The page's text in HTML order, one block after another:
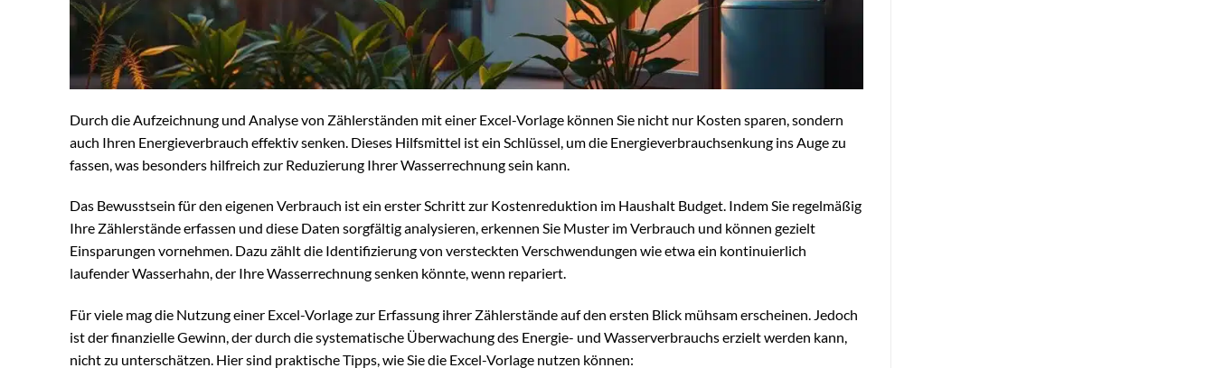
Durch die Aufzeichnung und Analyse von Zählerständen mit einer Excel-Vorlage können Sie nicht nur Kosten sparen, sondern
auch Ihren Energieverbrauch effektiv senken. Dieses Hilfsmittel ist ein Schlüssel, um die Energieverbrauchsenkung ins Auge zu
fassen, was besonders hilfreich zur Reduzierung Ihrer Wasserrechnung sein kann.
Das Bewusstsein für den eigenen Verbrauch ist ein erster Schritt zur Kostenreduktion im Haushalt Budget. Indem Sie regelmäßig
Ihre Zählerstände erfassen und diese Daten sorgfältig analysieren, erkennen Sie Muster im Verbrauch und können gezielt
Einsparungen vornehmen. Dazu zählt die Identifizierung von versteckten Verschwendungen wie etwa ein kontinuierlich
laufender Wasserhahn, der Ihre Wasserrechnung senken könnte, wenn repariert.
Für viele mag die Nutzung einer Excel-Vorlage zur Erfassung ihrer Zählerstände auf den ersten Blick mühsam erscheinen. Jedoch
ist der finanzielle Gewinn, der durch die systematische Überwachung des Energie- und Wasserverbrauchs erzielt werden kann,
nicht zu unterschätzen. Hier sind praktische Tipps, wie Sie die Excel-Vorlage nutzen können: